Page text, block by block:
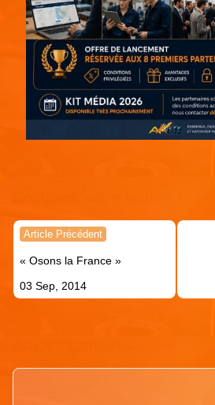
Navigation
l’article
Article Précédent
« Osons la France »
03 Sep, 2014